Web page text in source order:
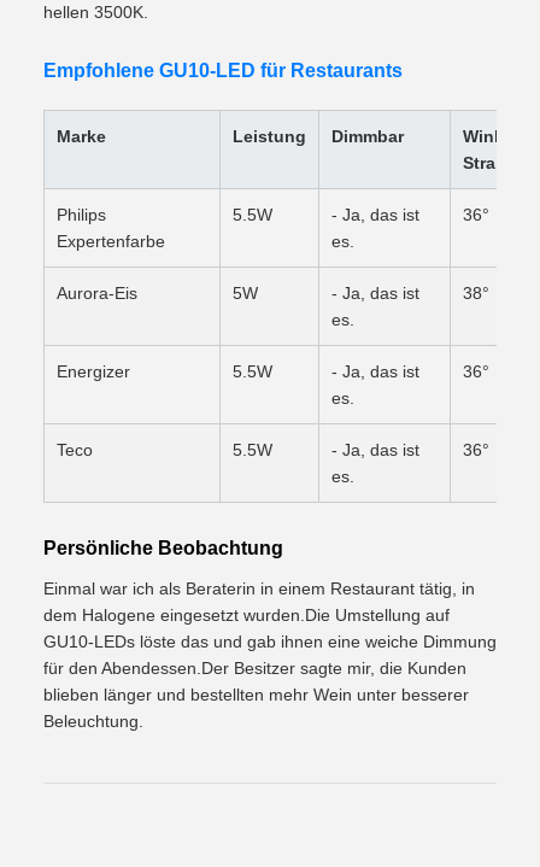
hellen 3500K.
Empfohlene GU10-LED für Restaurants
Marke Leistung Dimmbar
Winkel
Strahls
Philips
Expertenfarbe
5.5W
- Ja, das ist
es.
36°
Aurora-Eis 5W
- Ja, das ist
es.
38°
Energizer 5.5W
- Ja, das ist
es.
36°
Teco 5.5W
- Ja, das ist
es.
36°
Persönliche Beobachtung
Einmal war ich als Beraterin in einem Restaurant tätig, in
dem Halogene eingesetzt wurden.Die Umstellung auf
GU10-LEDs löste das und gab ihnen eine weiche Dimmung
für den Abendessen.Der Besitzer sagte mir, die Kunden
blieben länger und bestellten mehr Wein unter besserer
Beleuchtung.